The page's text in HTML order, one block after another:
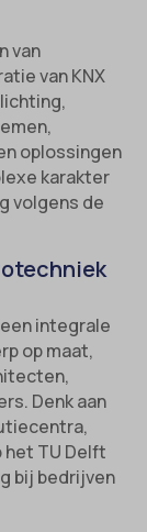
van
van KNX
oplossingen
karakter
volgens de
integrale
op maat,
Denk aan
TU Delft
bij bedrijven